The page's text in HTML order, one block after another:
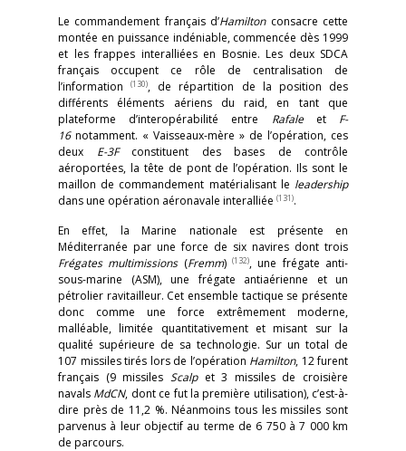
Le commandement français d’Hamiltonconsacre cette
montée en puissance indéniable, commencée dès 1999
et les frappes interalliées en Bosnie. Les deux SDCA
français occupent ce rôle de centralisation de
l’information(130), de répartition de la position des
différents éléments aériens du raid, en tant que
plateforme d’interopérabilité entre Rafaleet F-
16notamment. « Vaisseaux-mère » de l’opération, ces
deux E-3Fconstituent des bases de contrôle
aéroportées, la tête de pont de l’opération. Ils sont le
maillon de commandement matérialisant le leadership
dans une opération aéronavale interalliée (131).
En effet, la Marine nationale est présente en
Méditerranée par une force de six navires dont trois
Frégates multimissions(Fremm)(132), une frégate anti-
sous-marine (ASM), une frégate antiaérienne et un
pétrolier ravitailleur. Cet ensemble tactique se présente
donc comme une force extrêmement moderne,
malléable, limitée quantitativement et misant sur la
qualité supérieure de sa technologie. Sur un total de
107 missiles tirés lors de l’opération Hamilton, 12 furent
français (9 missiles Scalpet 3 missiles de croisière
navals MdCN, dont ce fut la première utilisation), c’est-à-
dire près de 11,2 %. Néanmoins tous les missiles sont
parvenus à leur objectif au terme de 6 750 à 7 000 km
de parcours.